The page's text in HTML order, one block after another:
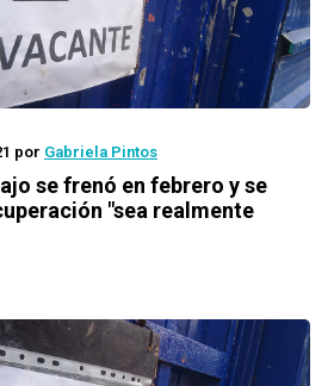
por Gabriela Pintos
se frenó en febrero y se
"sea realmente